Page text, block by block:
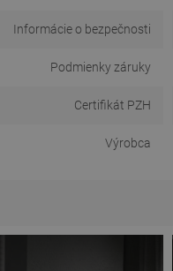
Informácie o bezpečnosti
Podmienky záruky
Certifikát PZH
Výrobca